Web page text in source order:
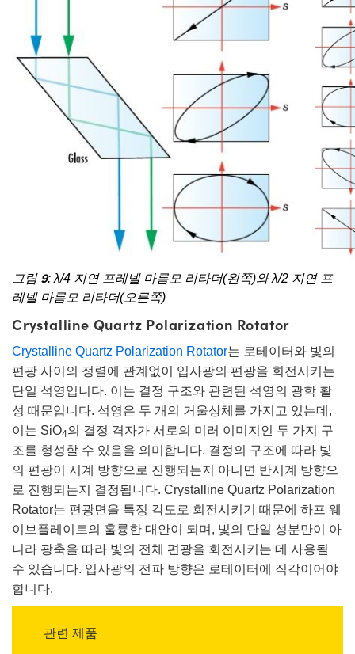
그림 9: λ/4 지연 프레넬 마름모 리타더(왼쪽)와 λ/2 지연 프
레넬 마름모 리타더(오른쪽)
Crystalline Quartz Polarization Rotator
Crystalline Quartz Polarization Rotator는 로테이터와 빛의
편광 사이의 정렬에 관계없이 입사광의 편광을 회전시키는
단일 석영입니다. 이는 결정 구조와 관련된 석영의 광학 활
성 때문입니다. 석영은 두 개의 거울상체를 가지고 있는데,
이는 SiO4의 결정 격자가 서로의 미러 이미지인 두 가지 구
조를 형성할 수 있음을 의미합니다. 결정의 구조에 따라 빛
의 편광이 시계 방향으로 진행되는지 아니면 반시계 방향으
로 진행되는지 결정됩니다. Crystalline Quartz Polarization
Rotator는 편광면을 특정 각도로 회전시키기 때문에 하프 웨
이브플레이트의 훌륭한 대안이 되며, 빛의 단일 성분만이 아
니라 광축을 따라 빛의 전체 편광을 회전시키는 데 사용될
수 있습니다. 입사광의 전파 방향은 로테이터에 직각이어야
합니다.
관련 제품